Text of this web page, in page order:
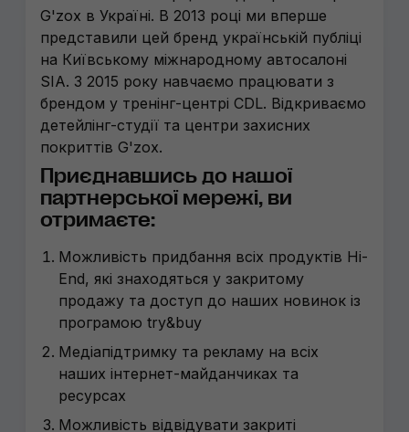
G'zox в Україні. В 2013 році ми вперше
представили цей бренд українській публіці
на Київському міжнародному автосалоні
SIA. З 2015 року навчаємо працювати з
брендом у тренінг-центрі CDL. Відкриваємо
детейлінг-студії та центри захисних
покриттів G'zox.
Приєднавшись до нашої
партнерської мережі, ви
отримаєте:
Можливість придбання всіх продуктів Hi-
End, які знаходяться у закритому
продажу та доступ до наших новинок із
програмою try&buy
Медіапідтримку та рекламу на всіх
наших інтернет-майданчиках та
ресурсах
Можливість відвідувати закриті